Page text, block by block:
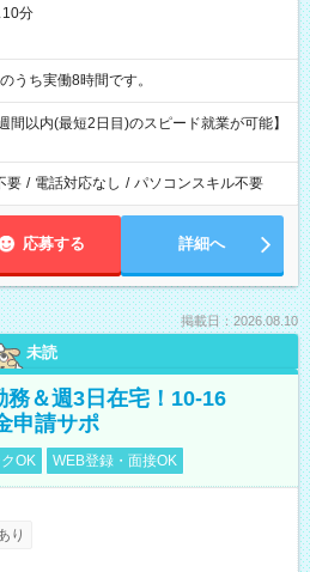
10分
※表記のうち実働8時間です。
間以内(最短2日目)のスピード就業が可能】
要 / 電話対応なし / パソコンスキル不要
応募する 詳細へ
掲載日：2026.08.10
未読
務＆週3日在宅！10-16
申請サポ
OK WEB登録・面接OK
り